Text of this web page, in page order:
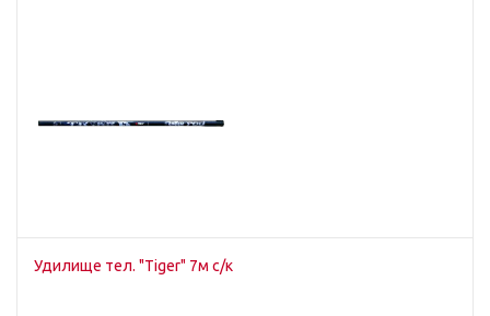
Удилище тел. "Tiger" 7м c/к